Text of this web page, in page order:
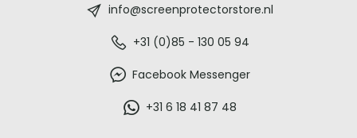
info@screenprotectorstore.nl
+31 (0)85 - 130 05 94
Facebook Messenger
+31 6 18 41 87 48